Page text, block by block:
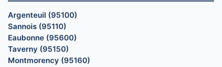
Argenteuil (95100)
Sannois (95110)
Eaubonne (95600)
Taverny (95150)
Montmorency (95160)